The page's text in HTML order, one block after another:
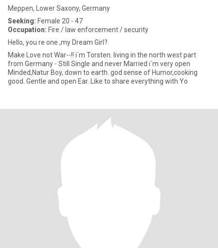
Meppen, Lower Saxony, Germany
Seeking: Female 20 - 47
Occupation: Fire / law enforcement / security
Hello, you re one ,my Dream Girl?
Make Love not War--!! i´m Torsten. living in the north west part
from Germany - Still Single and never Married i´m very open
Minded,Natur Boy, down to earth. god sense of Humor,cooking
good. Gentle and open Ear. Like to share everything with Yo